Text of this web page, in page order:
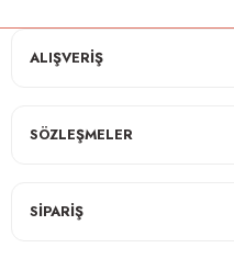
ALIŞVERİŞ
SÖZLEŞMELER
SİPARİŞ